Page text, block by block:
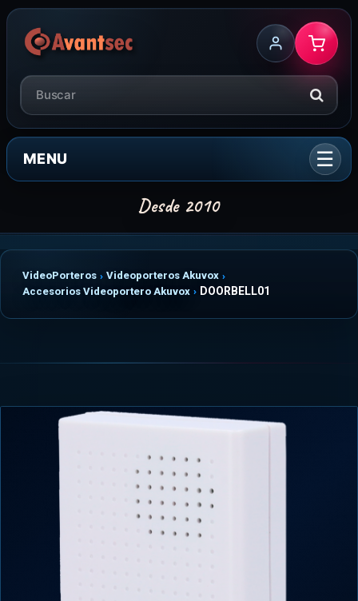
MENU
VideoPorteros
Videoporteros Akuvox
Accesorios Videoportero Akuvox
DOORBELL01